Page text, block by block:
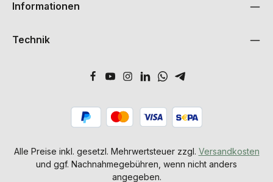
Informationen
Technik
Alle Preise inkl. gesetzl. Mehrwertsteuer zzgl. Versandkosten
und ggf. Nachnahmegebühren, wenn nicht anders
angegeben.